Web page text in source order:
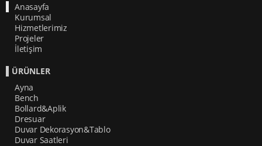
Anasayfa
Kurumsal
Hizmetlerimiz
Projeler
İletişim
ÜRÜNLER
Ayna
Bench
Bollard&Aplik
Dresuar
Duvar Dekorasyon&Tablo
Duvar Saatleri